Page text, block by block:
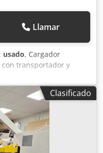
Llamar
usado, Cargador
con transportador y
con sistema de
3 grupos de impresión
Troqueladora.
de residuos. Plegadora
bolas Martin. Plegadora
Martin, completa
de palets.
Clasificado